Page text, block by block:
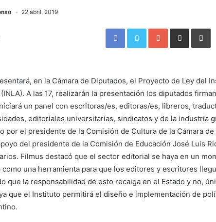
22 abril, 2019
FacebookTwitterGoogle+Compartir por correo
en la Cámara de Diputados, el Proyecto de Ley del
A las 17, realizarán la presentación los diputados
un panel con escritoras/es, editoras/es, libreros,
editoriales universitarias, sindicatos y de la industria
por el presidente de la Comisión de Cultura de la Cámara
del presidente de la Comisión de Educación José Luis
Filmus destacó que el sector editorial se haya en un
como una herramienta para que los editores y escritores
que la responsabilidad de esto recaiga en el Estado y no,
que el Instituto permitirá el diseño e implementación de